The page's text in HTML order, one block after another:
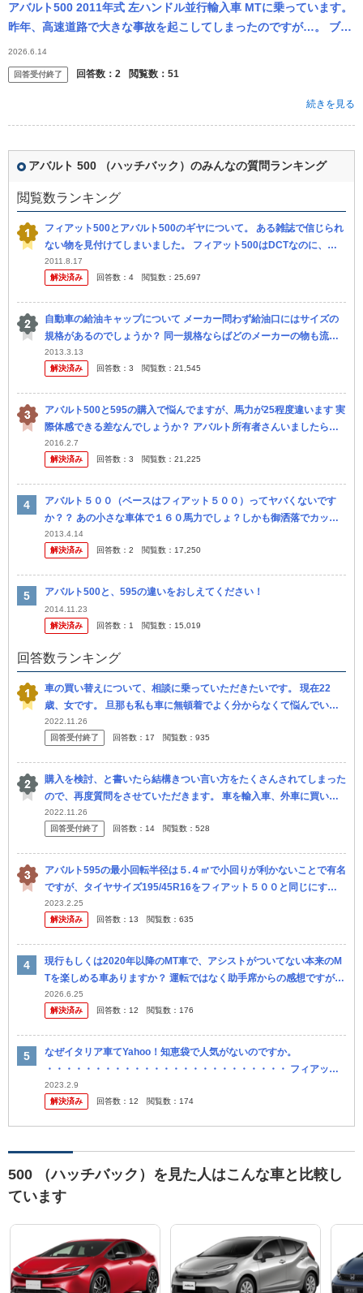
アバルト500 2011年式 左ハンドル並行輸入車 MTに乗っています。
昨年、高速道路で大きな事故を起こしてしまったのですが…。 ブレ
ーキ踏んでも減速せず、加速したまま接触事故に至りました。 ...
2026.6.14
回答受付終了 回答数： 2 閲覧数： 51
続きを見る
アバルト 500 （ハッチバック）のみんなの質問ランキング
閲覧数ランキング
フィアット500とアバルト500のギヤについて。 ある雑誌で信じられ
ない物を見付けてしまいました。 フィアット500はDCTなのに、ア
バルト500はMTに退化していたのです。 逆なら解りますが。 ど
2011.8.17
解決済み
回答数： 4 閲覧数： 25,697
自動車の給油キャップについて メーカー問わず給油口にはサイズの
規格があるのでしょうか？ 同一規格ならばどのメーカーの物も流用
出来るのでしょうか？
2013.3.13
解決済み
回答数： 3 閲覧数： 21,545
アバルト500と595の購入で悩んでますが、馬力が25程度違います 実
際体感できる差なんでしょうか？ アバルト所有者さんいましたらア
ドバイス下さい
2016.2.7
解決済み
回答数： 3 閲覧数： 21,225
アバルト５００（ベースはフィアット５００）ってヤバくないです
か？？ あの小さな車体で１６０馬力でしょ？しかも御洒落でカッコ
いい！左右出しマフラー、レザーシート標準装備 高級車じゃないけ
ど、デザイ...
2013.4.14
解決済み
回答数： 2 閲覧数： 17,250
アバルト500と、595の違いをおしえてください！
2014.11.23
解決済み
回答数： 1 閲覧数： 15,019
回答数ランキング
車の買い替えについて、相談に乗っていただきたいです。 現在22
歳、女です。 旦那も私も車に無頓着でよく分からなくて悩んでいま
す。 ちなみに旦那はペーパードライバーで私が主に乗る車です。 今
は軽...
2022.11.26
回答受付終了
回答数： 17 閲覧数： 935
購入を検討、と書いたら結構きつい言い方をたくさんされてしまった
ので、再度質問をさせていただきます。 車を輸入車、外車に買い替
えたいです。 買い換えるのは自分の中で決まってます。 輸入車、外
車に...
2022.11.26
回答受付終了
回答数： 14 閲覧数： 528
アバルト595の最小回転半径は５.４㎡で小回りが利かないことで有名
ですが、タイヤサイズ195/45R16をフィアット５００と同じにすれ
ば同じ回転半径になるでしょうか？ #595 （ハッチバック） #5
2023.2.25
解決済み
回答数： 13 閲覧数： 635
現行もしくは2020年以降のMT車で、アシストがついてない本来のM
Tを楽しめる車ありますか？ 運転ではなく助手席からの感想ですが、
25年前のMT車と現行のMT車では全く挙動が違うというか、今のM...
2026.6.25
解決済み
回答数： 12 閲覧数： 176
なぜイタリア車てYahoo！知恵袋で人気がないのですか。
・・・・・・・・・・・・・・・・・・・・・・・・・ フィアッ
ト・パンダについて質問したら袋叩きな回答が多かったのですが。
よく分からない...
2023.2.9
解決済み
回答数： 12 閲覧数： 174
500 （ハッチバック）を見た人はこんな車と比較し
ています